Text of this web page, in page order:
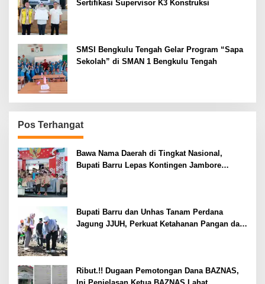
Sertifikasi Supervisor K3 Konstruksi
SMSI Bengkulu Tengah Gelar Program “Sapa
Sekolah” di SMAN 1 Bengkulu Tengah
Pos Terhangat
Bawa Nama Daerah di Tingkat Nasional,
Bupati Barru Lepas Kontingen Jambore
Bupati Barru dan Unhas Tanam Perdana
Jagung JJUH, Perkuat Ketahanan Pangan dan
Ribut.!! Dugaan Pemotongan Dana BAZNAS,